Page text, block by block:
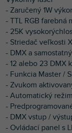
- Zaručený 1W
- TTL RGB farebná
- 25K
- Striedač veľkosti
- DMX a
- 12 alebo 23 DMX
- Funkcia Master /
- Zvukom
- Automatický režim
-
- DMX vstup /
- Ovládací panel s